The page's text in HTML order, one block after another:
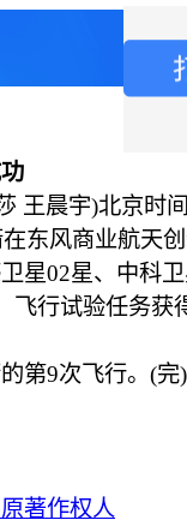
晨宇)北京时
东风商业航天
星02星、中科
飞行试验任务获
第9次飞行。(完)
著作权人